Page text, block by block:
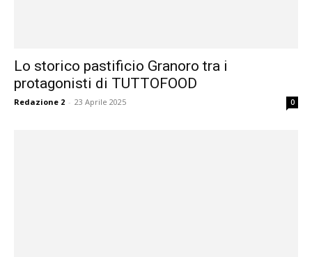
Lo storico pastificio Granoro tra i
protagonisti di TUTTOFOOD
Redazione 2 - 23 Aprile 2025 0